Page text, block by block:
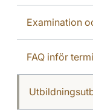
Examination
FAQ inför